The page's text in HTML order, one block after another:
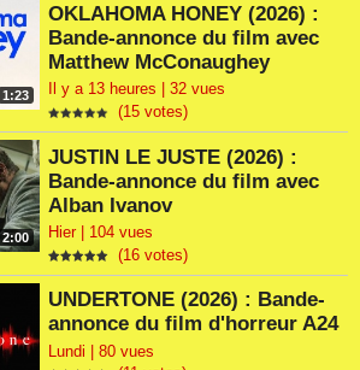
1:23
OKLAHOMA HONEY (2026) :
Bande-annonce du film avec
Matthew McConaughey
Il y a 13 heures | 32 vues
(15 votes)
2:00
JUSTIN LE JUSTE (2026) :
Bande-annonce du film avec
Alban Ivanov
Hier | 104 vues
(16 votes)
UNDERTONE (2026) : Bande-
annonce du film d'horreur A24
Lundi | 80 vues